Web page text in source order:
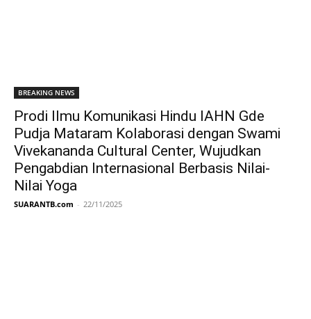
BREAKING NEWS
Prodi Ilmu Komunikasi Hindu IAHN Gde
Pudja Mataram Kolaborasi dengan Swami
Vivekananda Cultural Center, Wujudkan
Pengabdian Internasional Berbasis Nilai-
Nilai Yoga
SUARANTB.com - 22/11/2025